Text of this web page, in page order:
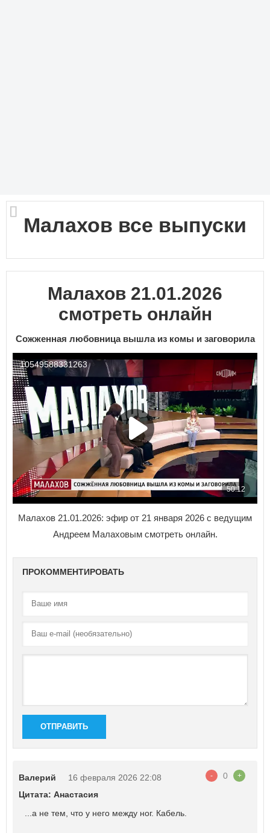
Малахов все выпуски
Малахов 21.01.2026
смотреть онлайн
Сожженная любовница вышла из комы и заговорила
Малахов 21.01.2026: эфир от 21 января 2026 с ведущим
Андреем Малаховым смотреть онлайн.
ПРОКОММЕНТИРОВАТЬ
ОТПРАВИТЬ
Валерий 16 февраля 2026 22:08 - 0 +
Цитата: Анастасия
...а не тем, что у него между ног. Кабель.